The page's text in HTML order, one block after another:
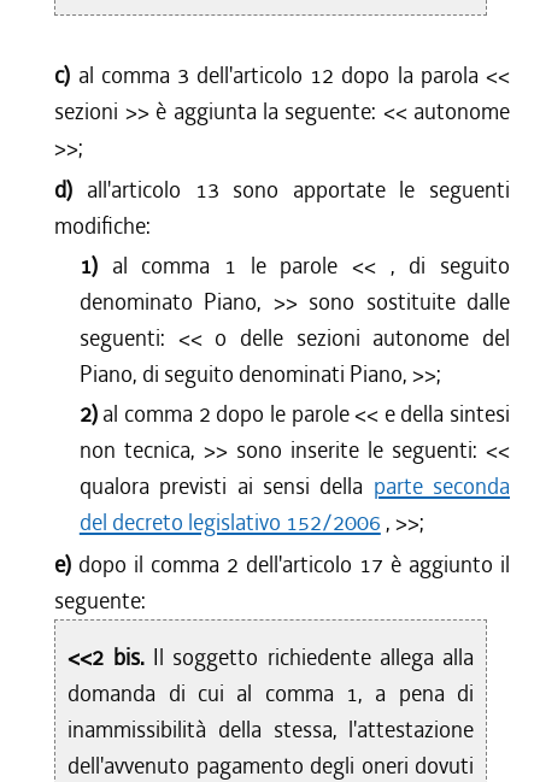
c) al comma 3 dell'articolo 12 dopo la parola <<
sezioni >> è aggiunta la seguente: << autonome
>>;
d) all'articolo 13 sono apportate le seguenti
modifiche:
1) al comma 1 le parole << , di seguito
denominato Piano, >> sono sostituite dalle
seguenti: << o delle sezioni autonome del
Piano, di seguito denominati Piano, >>;
2) al comma 2 dopo le parole << e della sintesi
non tecnica, >> sono inserite le seguenti: <<
qualora previsti ai sensi della parte seconda
del decreto legislativo 152/2006 , >>;
e) dopo il comma 2 dell'articolo 17 è aggiunto il
seguente:
<<2 bis. Il soggetto richiedente allega alla
domanda di cui al comma 1, a pena di
inammissibilità della stessa, l'attestazione
dell'avvenuto pagamento degli oneri dovuti